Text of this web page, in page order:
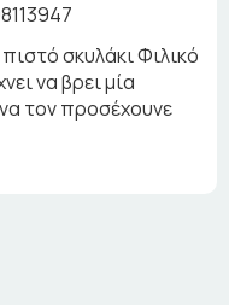
σκυλάκι Φιλικό
να βρει μία
τον προσέχουνε